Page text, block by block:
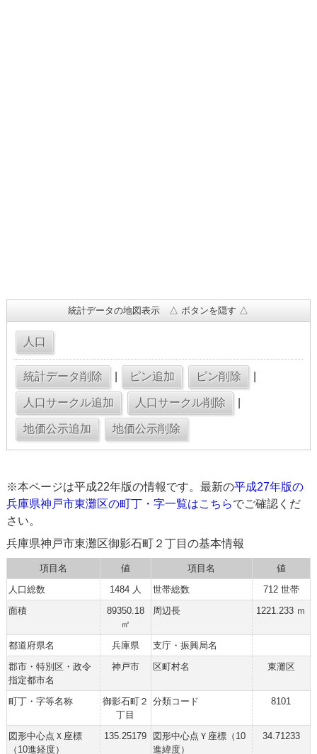
統計データの地図表示 △ ボタンを隠す △
※本ページは平成22年版の情報です。最新の平成27年版の
兵庫県神戸市東灘区の町丁・字一覧はこちらでご確認くだ
さい。
兵庫県神戸市東灘区御影石町２丁目の基本情報
項目名 値 項目名
値
人口総数
1484 人 世帯総数
712 世帯
面積
89350.18
㎡
周辺長 1221.233 ｍ
都道府県名 兵庫県
支庁・振興局名
郡市・特別区・政令
指定都市名
神戸市 区町村名 東灘区
町丁・字等名称
御影石町２
丁目
分類コード 8101
図形中心点Ｘ座標
（10進経度）
135.25179
図形中心点Ｙ座標（10
進緯度）
34.71233